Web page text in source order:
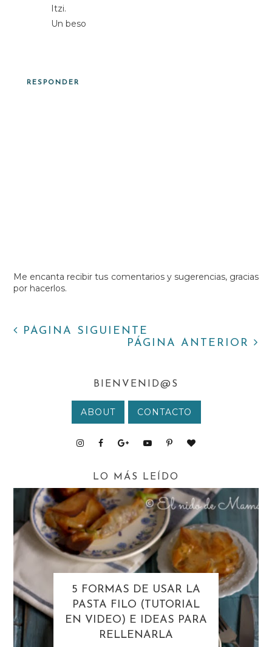
Itzi.
Un beso
RESPONDER
Me encanta recibir tus comentarios y sugerencias, gracias
por hacerlos.
PÁGINA SIGUIENTE
PÁGINA ANTERIOR
BIENVENID@S
ABOUT CONTACTO
LO MÁS LEÍDO
5 FORMAS DE USAR LA
PASTA FILO (TUTORIAL
EN VIDEO) E IDEAS PARA
RELLENARLA